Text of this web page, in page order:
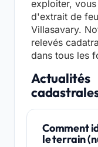
exploiter,
d'extrait de
Villasavary.
relevés
dans tous les
Actualités
Comment
le terrain